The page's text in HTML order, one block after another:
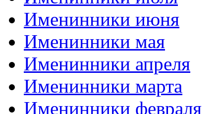
Именинники июня
Именинники мая
Именинники апреля
Именинники марта
Именинники февраля